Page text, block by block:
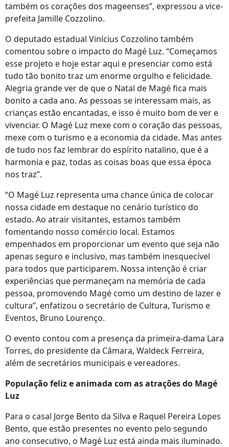
também os corações dos mageenses”, expressou a vice-
prefeita Jamille Cozzolino.
O deputado estadual Vinícius Cozzolino também
comentou sobre o impacto do Magé Luz. “Começamos
esse projeto e hoje estar aqui e presenciar como está
tudo tão bonito traz um enorme orgulho e felicidade.
Alegria grande ver de que o Natal de Magé fica mais
bonito a cada ano. As pessoas se interessam mais, as
crianças estão encantadas, e isso é muito bom de ver e
vivenciar. O Magé Luz mexe com o coração das pessoas,
mexe com o turismo e a economia da cidade. Mas antes
de tudo nos faz lembrar do espírito natalino, que é a
harmonia e paz, todas as coisas boas que essa época
nos traz”.
“O Magé Luz representa uma chance única de colocar
nossa cidade em destaque no cenário turístico do
estado. Ao atrair visitantes, estamos também
fomentando nosso comércio local. Estamos
empenhados em proporcionar um evento que seja não
apenas seguro e inclusivo, mas também inesquecível
para todos que participarem. Nossa intenção é criar
experiências que permaneçam na memória de cada
pessoa, promovendo Magé como um destino de lazer e
cultura”, enfatizou o secretário de Cultura, Turismo e
Eventos, Bruno Lourenço.
O evento contou com a presença da primeira-dama Lara
Torres, do presidente da Câmara, Waldeck Ferreira,
além de secretários municipais e vereadores.
População feliz e animada com as atrações do Magé
Luz
Para o casal Jorge Bento da Silva e Raquel Pereira Lopes
Bento, que estão presentes no evento pelo segundo
ano consecutivo, o Magé Luz está ainda mais iluminado.